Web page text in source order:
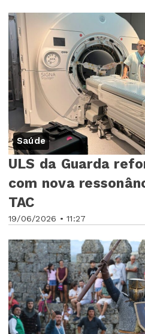
Saúde
19/06/2026 • 11:27
ULS da Guarda
com nova
TAC